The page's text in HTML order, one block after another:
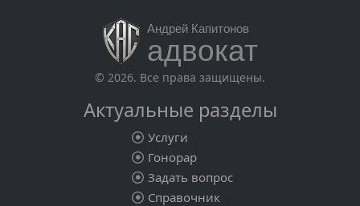
Андрей Капитонов
адвокат
© 2026. Все права защищены.
Актуальные разделы
Услуги
Гонорар
Задать вопрос
Справочник